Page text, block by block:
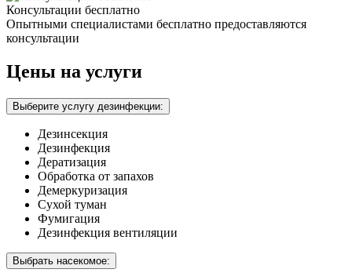
Консультации бесплатно
Опытными специалистами бесплатно предоставляются
консультации
Цены на услуги
Выберите услугу дезинфекции:
Дезинсекция
Дезинфекция
Дератизация
Обработка от запахов
Демеркуризация
Сухой туман
Фумигация
Дезинфекция вентиляции
Выбрать насекомое: